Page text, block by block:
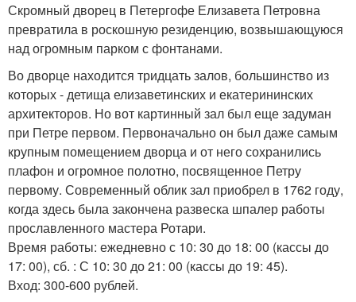
Скромный дворец в Петергофе Елизавета Петровна
превратила в роскошную резиденцию, возвышающуюся
над огромным парком с фонтанами.
Во дворце находится тридцать залов, большинство из
которых - детища елизаветинских и екатерининских
архитекторов. Но вот картинный зал был еще задуман
при Петре первом. Первоначально он был даже самым
крупным помещением дворца и от него сохранились
плафон и огромное полотно, посвященное Петру
первому. Современный облик зал приобрел в 1762 году,
когда здесь была закончена развеска шпалер работы
прославленного мастера Ротари.
Время работы: ежедневно с 10: 30 до 18: 00 (кассы до
17: 00), сб. : С 10: 30 до 21: 00 (кассы до 19: 45).
Вход: 300-600 рублей.